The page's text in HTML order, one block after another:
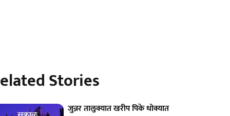
Stories
जुन्नर तालुक्यात खरीप पिके धोक्यात